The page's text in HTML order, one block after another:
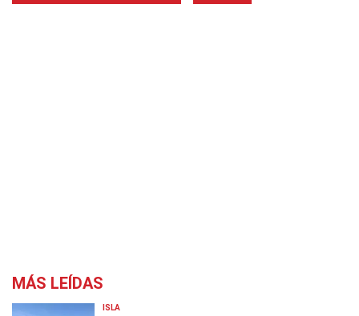
MÁS LEÍDAS
ISLA